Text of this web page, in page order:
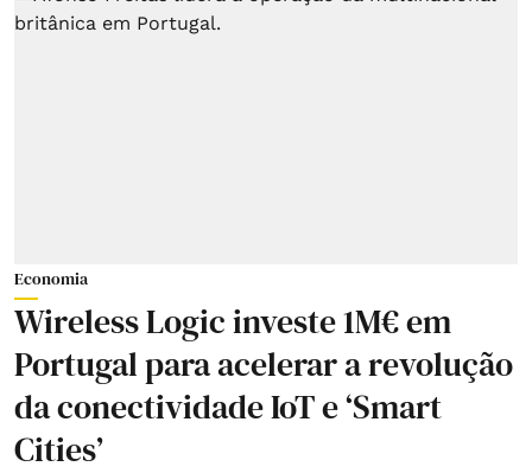
Economia
Wireless Logic investe 1M€ em
Portugal para acelerar a revolução
da conectividade IoT e ‘Smart
Cities’